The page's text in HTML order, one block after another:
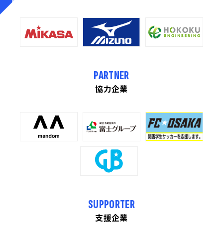
PARTNER
協力企業
SUPPORTER
支援企業